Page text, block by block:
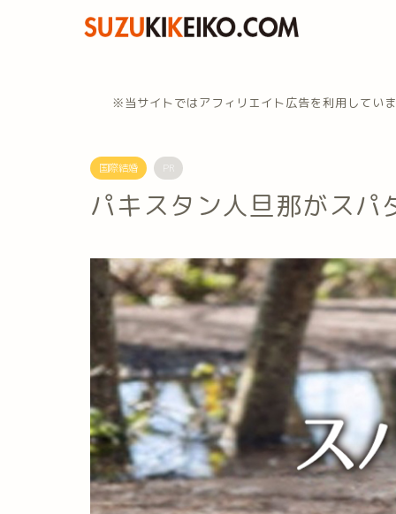
※当サイトではアフィリエイト広告を利用してい
国際結婚 PR
パキスタン人旦那がスパ